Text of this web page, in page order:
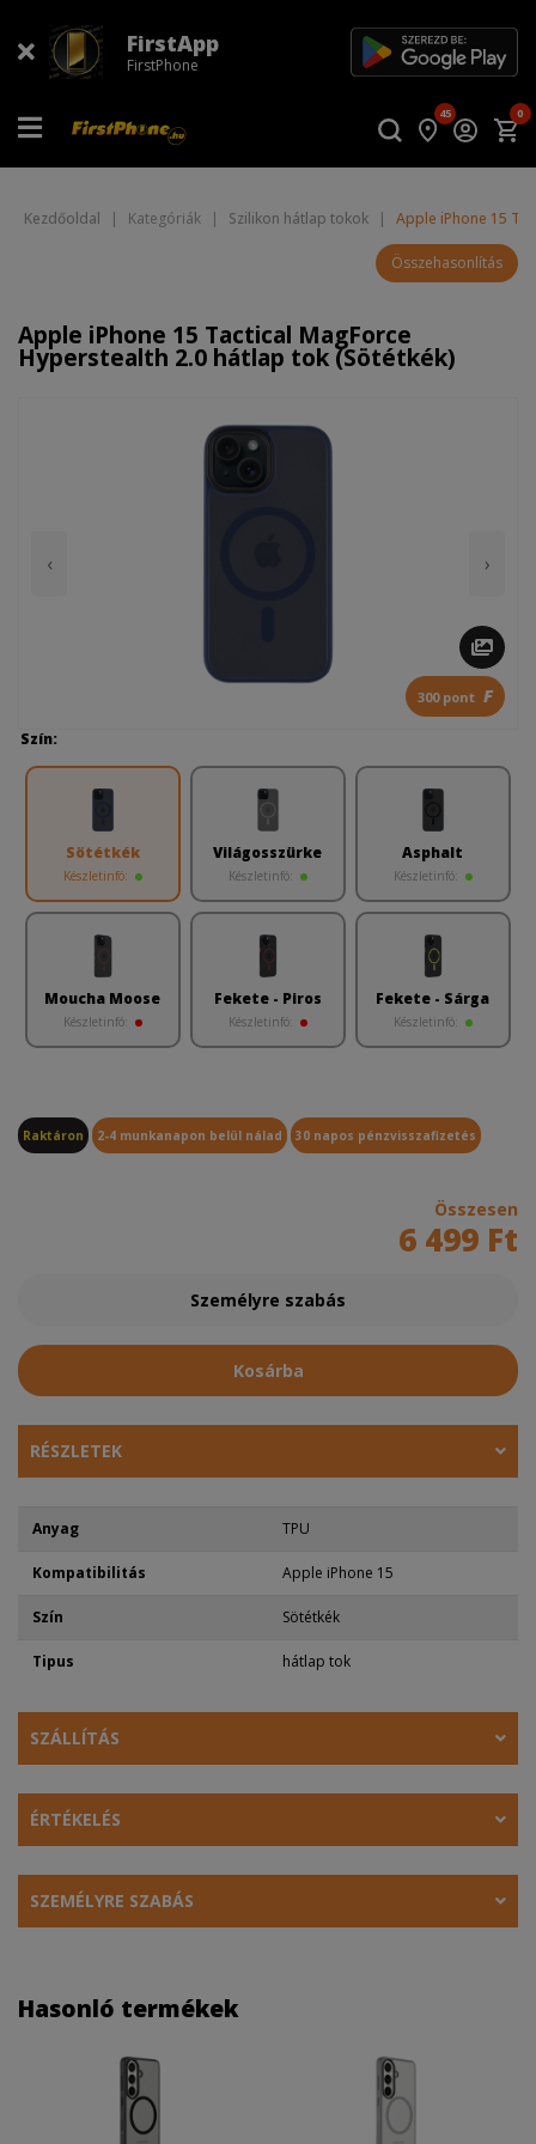
FirstApp
FirstPhone
45 0
Kezdőoldal | Kategóriák | Szilikon hátlap tokok | Apple iPhone 15
Összehasonlítás
Apple iPhone 15 Tactical MagForce
Hyperstealth 2.0 hátlap tok (Sötétkék)
‹ ›
300 pont F
Szín:
Sötétkék
Készletinfó:
Világosszürke
Készletinfó:
Asphalt
Készletinfó:
Moucha Moose
Készletinfó:
Fekete - Piros
Készletinfó:
Fekete - Sárga
Készletinfó:
Raktáron 2-4 munkanapon belül nálad 30 napos pénzvisszafizetés
Összesen
6 499 Ft
Személyre szabás
Kosárba
RÉSZLETEK
Anyag TPU
Kompatibilitás Apple iPhone 15
Szín Sötétkék
Tipus hátlap tok
SZÁLLÍTÁS
ÉRTÉKELÉS
SZEMÉLYRE SZABÁS
Hasonló termékek